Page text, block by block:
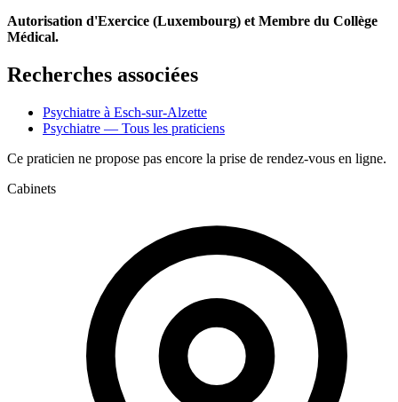
Autorisation d'Exercice (Luxembourg) et Membre du Collège
Médical.
Recherches associées
Psychiatre à Esch-sur-Alzette
Psychiatre — Tous les praticiens
Ce praticien ne propose pas encore la prise de rendez-vous en ligne.
Cabinets